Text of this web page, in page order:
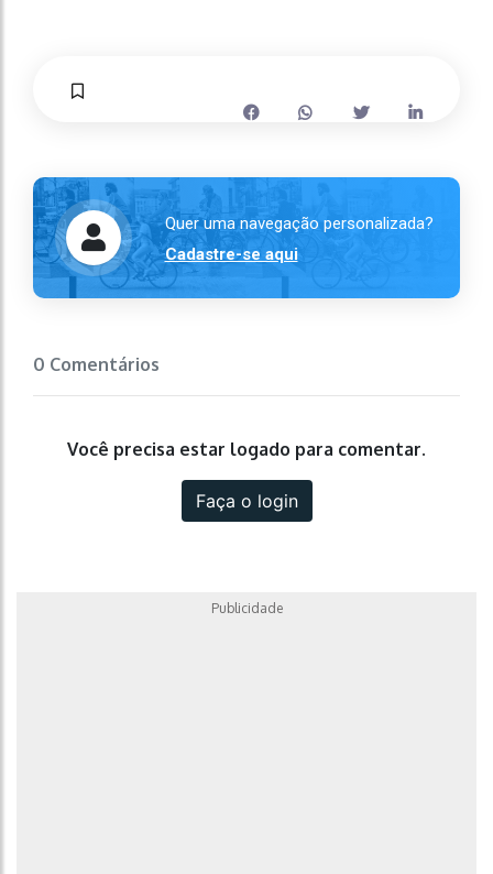
Quer uma navegação personalizada?
Cadastre-se aqui
0 Comentários
Você precisa estar logado para comentar.
Faça o login
Publicidade